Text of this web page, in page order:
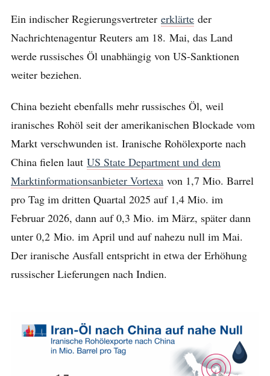
Ein indischer Regierungsvertreter erklärte der
Nachrichtenagentur Reuters am 18. Mai, das Land
werde russisches Öl unabhängig von US-Sanktionen
weiter beziehen.
China bezieht ebenfalls mehr russisches Öl, weil
iranisches Rohöl seit der amerikanischen Blockade vom
Markt verschwunden ist. Iranische Rohölexporte nach
China fielen laut US State Department und dem
Marktinformationsanbieter Vortexa von 1,7 Mio. Barrel
pro Tag im dritten Quartal 2025 auf 1,4 Mio. im
Februar 2026, dann auf 0,3 Mio. im März, später dann
unter 0,2 Mio. im April und auf nahezu null im Mai.
Der iranische Ausfall entspricht in etwa der Erhöhung
russischer Lieferungen nach Indien.